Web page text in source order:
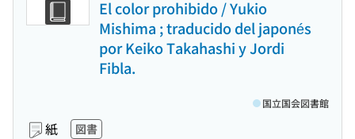
El color prohibido / Yukio
Mishima ; traducido del japonés
por Keiko Takahashi y Jordi
Fibla.
紙 図書
国立国会図書館